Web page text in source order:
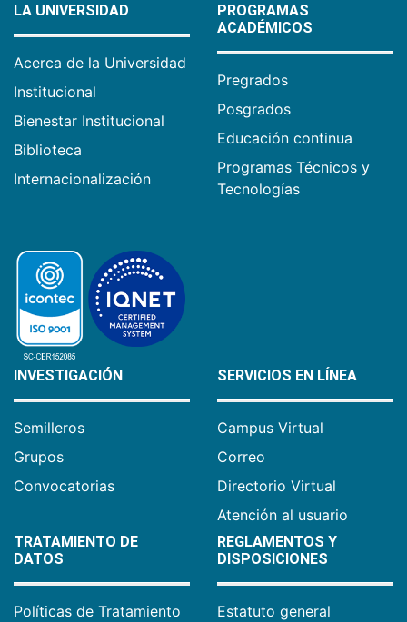
LA UNIVERSIDAD
Acerca de la Universidad
Institucional
Bienestar Institucional
Biblioteca
Internacionalización
PROGRAMAS
ACADÉMICOS
Pregrados
Posgrados
Educación continua
Programas Técnicos y
Tecnologías
INVESTIGACIÓN
Semilleros
Grupos
Convocatorias
SERVICIOS EN LÍNEA
Campus Virtual
Correo
Directorio Virtual
Atención al usuario
TRATAMIENTO DE
DATOS
Políticas de Tratamiento
REGLAMENTOS Y
DISPOSICIONES
Estatuto general